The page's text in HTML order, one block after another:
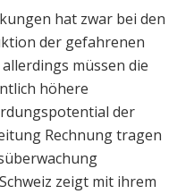
hat zwar bei den
der gefahrenen
müssen die
höhere
der
Rechnung tragen
zeigt mit ihrem